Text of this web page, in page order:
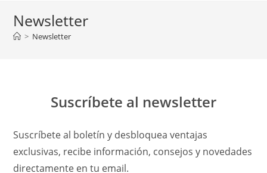
Newsletter
> Newsletter
Suscríbete al newsletter
Suscríbete al boletín y desbloquea ventajas
exclusivas, recibe información, consejos y novedades
directamente en tu email.